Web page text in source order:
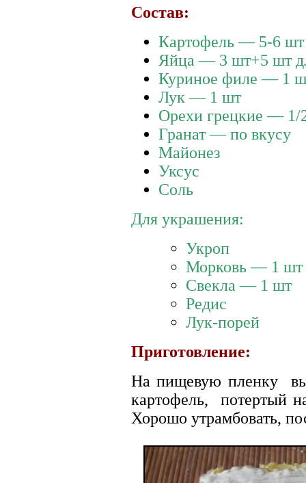
Состав:
Картофель — 5-6 шт
Яйца — 3 шт+5 шт
Куриное филе — 1
Лук — 1 шт
Орехи грецкие — 1/
Гранат — по вкусу
Майонез
Уксус
Соль
Для украшения:
Укроп
Морковь — 1 шт
Свекла — 1 шт
Редис
Лук-порей
Приготовление:
На пищевую пленку
картофель, потертый
Хорошо утрамбовать,